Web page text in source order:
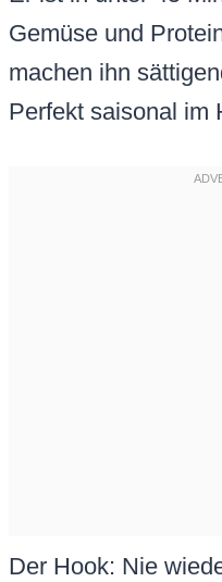
Gemüse und
machen ihn
Perfekt saisonal im
Der Hook: Nie